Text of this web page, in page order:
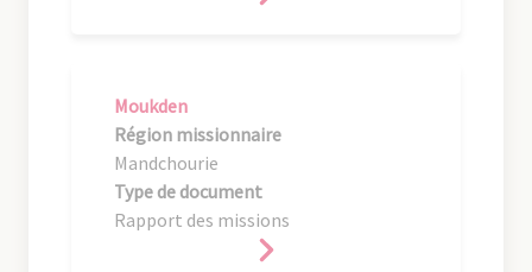
Moukden
Région missionnaire
Mandchourie
Type de document
Rapport des missions